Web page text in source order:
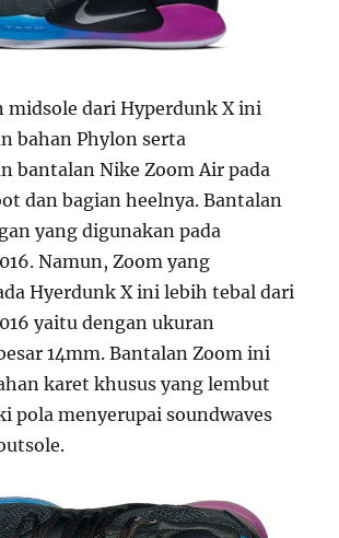
midsole dari Hyperdunk X ini
bahan Phylon serta
bantalan Nike Zoom Air pada
dan bagian heelnya. Bantalan
yang digunakan pada
Namun, Zoom yang
Hyerdunk X ini lebih tebal dari
yaitu dengan ukuran
14mm. Bantalan Zoom ini
karet khusus yang lembut
pola menyerupai soundwaves